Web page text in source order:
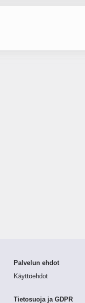
Palvelun ehdot
Käyttöehdot
Tietosuoja ja GDPR